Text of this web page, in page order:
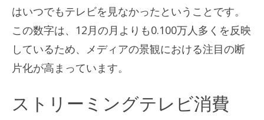
はいつでもテレビを見なかったということです。
この数字は、12月の月よりも0.100万人多くを反映
しているため、メディアの景観における注目の断
片化が高まっています。
ストリーミングテレビ消費